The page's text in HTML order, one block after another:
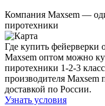
Компания Maxsem —
пиротехники
Где купить фейерверки
Maxsem оптом можно
пиротехники 1-2-3
производителя Maxsem
доставкой по России.
Узнать условия